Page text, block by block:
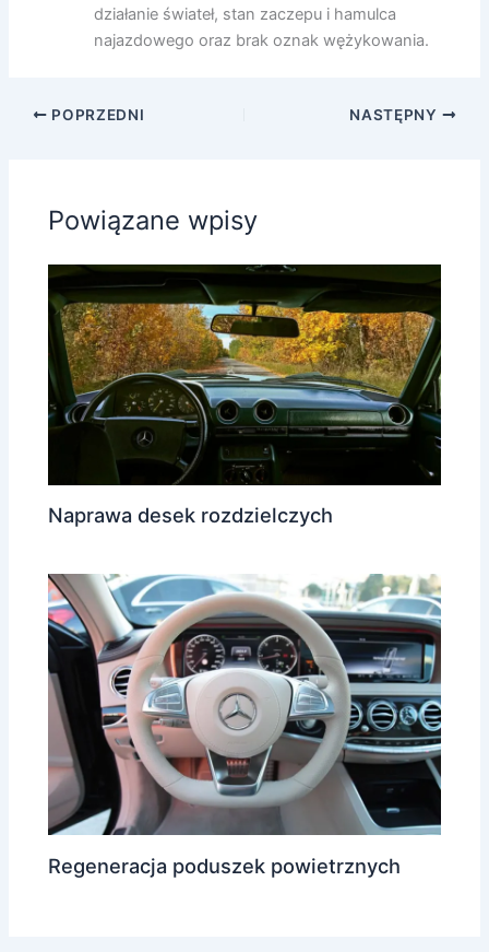
działanie świateł, stan zaczepu i hamulca
najazdowego oraz brak oznak wężykowania.
POPRZEDNI NASTĘPNY
Powiązane wpisy
Naprawa desek rozdzielczych
Regeneracja poduszek powietrznych